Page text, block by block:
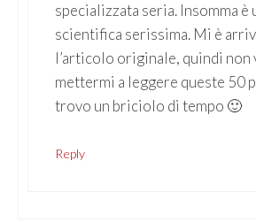
specializzata seria. Insomma è
scientifica serissima. Mi è
l’articolo originale, quindi non
mettermi a leggere queste 50
trovo un briciolo di tempo 🙂
Reply